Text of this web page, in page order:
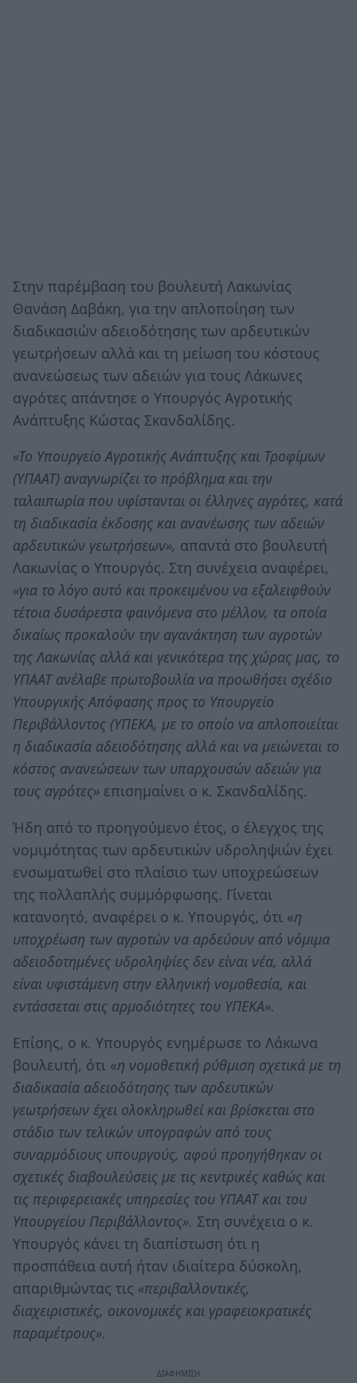
Στην παρέμβαση του βουλευτή Λακωνίας
Θανάση Δαβάκη, για την απλοποίηση των
διαδικασιών αδειοδότησης των αρδευτικών
γεωτρήσεων αλλά και τη μείωση του κόστους
ανανεώσεως των αδειών για τους Λάκωνες
αγρότες απάντησε ο Υπουργός Αγροτικής
Ανάπτυξης Κώστας Σκανδαλίδης.
«Το Υπουργείο Αγροτικής Ανάπτυξης και Τροφίμων
(ΥΠΑΑΤ) αναγνωρίζει το πρόβλημα και την
ταλαιπωρία που υφίστανται οι έλληνες αγρότες, κατά
τη διαδικασία έκδοσης και ανανέωσης των αδειών
αρδευτικών γεωτρήσεων», απαντά στο βουλευτή
Λακωνίας ο Υπουργός. Στη συνέχεια αναφέρει,
«για το λόγο αυτό και προκειμένου να εξαλειφθούν
τέτοια δυσάρεστα φαινόμενα στο μέλλον, τα οποία
δικαίως προκαλούν την αγανάκτηση των αγροτών
της Λακωνίας αλλά και γενικότερα της χώρας μας, το
ΥΠΑΑΤ ανέλαβε πρωτοβουλία να προωθήσει σχέδιο
Υπουργικής Απόφασης προς το Υπουργείο
Περιβάλλοντος (ΥΠΕΚΑ, με το οποίο να απλοποιείται
η διαδικασία αδειοδότησης αλλά και να μειώνεται το
κόστος ανανεώσεων των υπαρχουσών αδειών για
τους αγρότες» επισημαίνει ο κ. Σκανδαλίδης.
Ήδη από το προηγούμενο έτος, ο έλεγχος της
νομιμότητας των αρδευτικών υδροληψιών έχει
ενσωματωθεί στο πλαίσιο των υποχρεώσεων
της πολλαπλής συμμόρφωσης. Γίνεται
κατανοητό, αναφέρει ο κ. Υπουργός, ότι «η
υποχρέωση των αγροτών να αρδεύουν από νόμιμα
αδειοδοτημένες υδροληψίες δεν είναι νέα, αλλά
είναι υφιστάμενη στην ελληνική νομοθεσία, και
εντάσσεται στις αρμοδιότητες του ΥΠΕΚΑ».
Επίσης, ο κ. Υπουργός ενημέρωσε το Λάκωνα
βουλευτή, ότι «η νομοθετική ρύθμιση σχετικά με τη
διαδικασία αδειοδότησης των αρδευτικών
γεωτρήσεων έχει ολοκληρωθεί και βρίσκεται στο
στάδιο των τελικών υπογραφών από τους
συναρμόδιους υπουργούς, αφού προηγήθηκαν οι
σχετικές διαβουλεύσεις με τις κεντρικές καθώς και
τις περιφερειακές υπηρεσίες του ΥΠΑΑΤ και του
Υπουργείου Περιβάλλοντος». Στη συνέχεια ο κ.
Υπουργός κάνει τη διαπίστωση ότι η
προσπάθεια αυτή ήταν ιδιαίτερα δύσκολη,
απαριθμώντας τις «περιβαλλοντικές,
διαχειριστικές, οικονομικές και γραφειοκρατικές
παραμέτρους».